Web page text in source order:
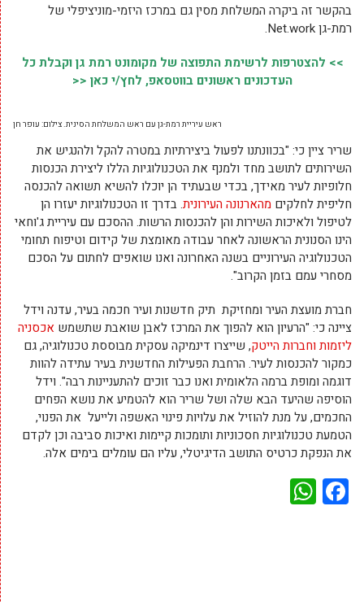
בהקשר זה ביקרה המשלחת מסין גם במרכז היזמי-מוניציפלי של
רמת-גן Net.work.
>> להצטרפות לרשימת התפוצה של מקומונט רמת גן וקבלת כל
העדכונים ראשונים בווטסאפ, לחץ/י כאן <<
ראש עיריית רמת-גן עם ראש המשלחת הסינית. צילום: עופר חן
שריר ציין כי: "בכוונתנו לפעול ביצירתיות במטרה להקל ולהנגיש את
השירותים לתושב מחד ולמנף את הטכנולוגיות הללו ליצירת הכנסות
חלופיות לעיר מאידך, בכדי שבעתיד הן יוכלו להשיא תשואה להכנסה
חליפית לחלקים מהארנונה העירונית. בדרך זו הטכנולוגיות יעזרו הן
לטיפול ולאיכות השירות והן להכנסות הרשות. ההסכם עם עיריית ג'וחאי
הינו הסנונית הראשונה לאחר עבודה מאומצת של קידום וטיפוח תחומי
הטכנולוגיה העירוניים בשנה האחרונה ואנו שואפים לחתום על הסכם
מסחרי עמם בזמן הקרוב".
חברת מועצת העיר ומחזיקת תיק חדשנות ועיר חכמה בעיר, עדנה וידל
ציינה כי: "הרעיון הוא להפוך את המרכז לאבן שואבת שתשמש אכסניה
ליזמות וחברות הייטק, שייצרו דינמיקה עסקית מבוססת טכנולוגיה, גם
כמקור להכנסות לעיר. הרחבת הפעילות החדשנית בעיר עתידה להוות
דוגמה ומופת ברמה הלאומית ואנו כבר זוכים להתעניינות רבה". וידל
הוסיפה שהיעד הבא שלה ושל שריר הוא להטמיע את נושא הפחים
החכמים, על מנת להוזיל את עלויות פינוי האשפה ולייעל את הפנוי,
הטמעת טכנולוגיות חסכוניות ותומכות קיימות ואיכות סביבה וכן לקדם
את הנפקת כרטיס התושב הדיגיטלי, עליו הם עומלים בימים אלה.
Facebook